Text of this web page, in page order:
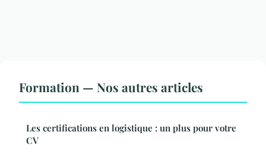
Formation — Nos autres articles
Les certifications en logistique : un plus pour votre
CV